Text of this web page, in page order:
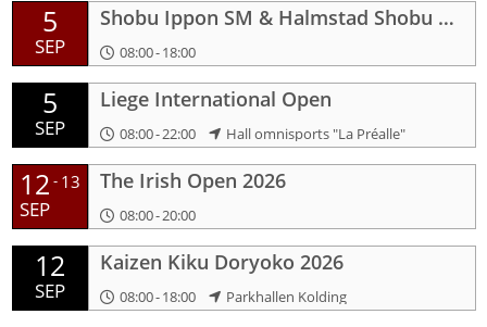
5
SEP
Shobu Ippon SM & Halmstad Shobu Open 2026
08:00-18:00
5
SEP
Liege International Open
08:00-22:00 Hall omnisports "La Préalle"
12
SEP
- 13 The Irish Open 2026
08:00-20:00
12
SEP
Kaizen Kiku Doryoko 2026
08:00-18:00 Parkhallen Kolding